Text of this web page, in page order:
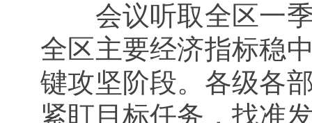
会议听取全区一
全区主要经济指标稳
键攻坚阶段。各级各
紧盯目标任务，找准